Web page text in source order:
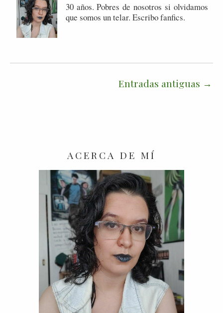
30 años. Pobres de nosotros si olvidamos
que somos un telar. Escribo fanfics.
Entradas antiguas
ACERCA DE MÍ